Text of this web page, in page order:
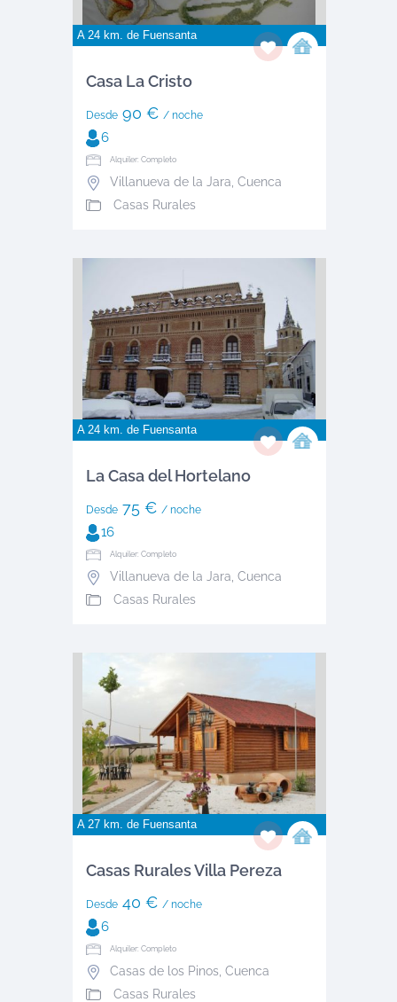
A 24 km. de Fuensanta
Casa La Cristo
Desde90 € / noche
6
Alquiler: Completo
Villanueva de la Jara Cuenca
Casas Rurales
A 24 km. de Fuensanta
La Casa del Hortelano
Desde75 € / noche
16
Alquiler: Completo
Villanueva de la Jara, Cuenca
Casas Rurales
A 27 km. de Fuensanta
Casas Rurales Villa Pereza
Desde40 € / noche
6
Alquiler: Completo
Casas de los Pinos, Cuenca
Casas Rurales